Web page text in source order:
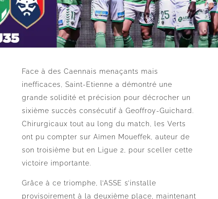
Face à des Caennais menaçants mais
inefficaces, Saint-Etienne a démontré une
grande solidité et précision pour décrocher un
sixième succès consécutif à Geoffroy-Guichard.
Chirurgicaux tout au long du match, les Verts
ont pu compter sur Aïmen Moueffek, auteur de
son troisième but en Ligue 2, pour sceller cette
victoire importante.
Grâce à ce triomphe, l’ASSE s’installe
provisoirement à la deuxième place, maintenant